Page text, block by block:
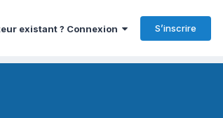
existant ? Connexion S’inscrire